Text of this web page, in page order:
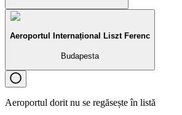
Aeroportul Internațional Liszt Ferenc
Budapesta
Aeroportul dorit nu se regăsește în listă